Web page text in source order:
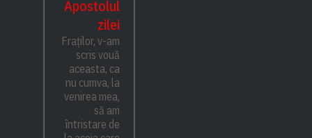
Apostolul
zilei
Fraților, v-am
scris vouă
aceasta, ca
nu cumva, la
venirea mea,
să am
întristare de